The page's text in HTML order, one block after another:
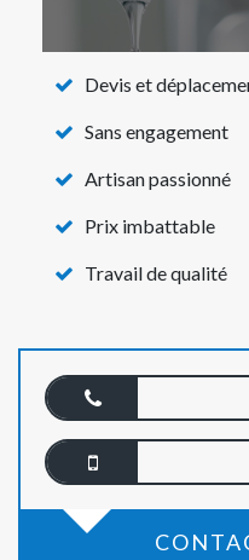
Devis et
Sans engagement
Artisan passionné
Prix imbattable
Travail de qualité